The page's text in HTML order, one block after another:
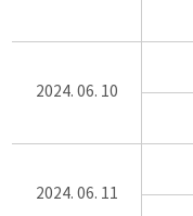
2024. 06. 10
2024. 06. 11